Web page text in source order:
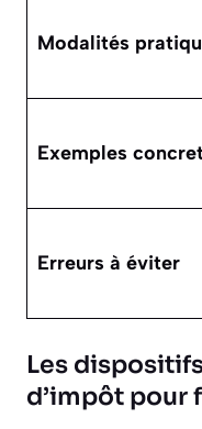
Modalités
Exemples
Erreurs à éviter
Les
d’impôt pour